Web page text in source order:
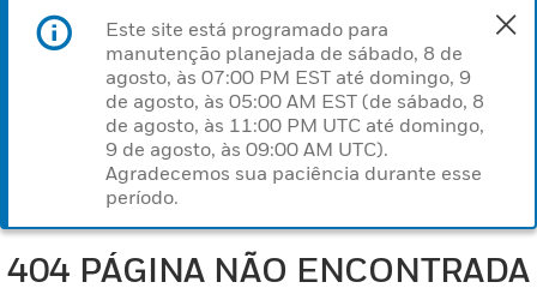
Este site está programado para
manutenção planejada de sábado, 8 de
agosto, às 07:00 PM EST até domingo, 9
de agosto, às 05:00 AM EST (de sábado, 8
de agosto, às 11:00 PM UTC até domingo,
9 de agosto, às 09:00 AM UTC).
Agradecemos sua paciência durante esse
período.
404 PÁGINA NÃO ENCONTRADA